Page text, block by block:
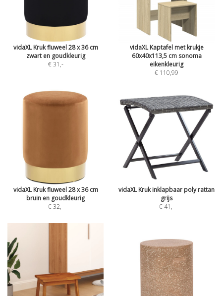
vidaXL Kruk fluweel 28 x 36 cm
zwart en goudkleurig
€ 31 ,-
vidaXL Kaptafel met krukje
60x40x113,5 cm sonoma
eikenkleurig
€ 110,99
vidaXL Kruk fluweel 28 x 36 cm
bruin en goudkleurig
€ 32,-
vidaXL Kruk inklapbaar poly rattan
grijs
€ 41 ,-